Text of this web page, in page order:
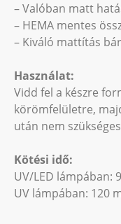
– Valóban matt
– HEMA mentes
– Kiváló mattítás
Használat:
Vidd fel a készre
körömfelületre,
után nem
Kötési idő:
UV/LED lámpában:
UV lámpában: 120